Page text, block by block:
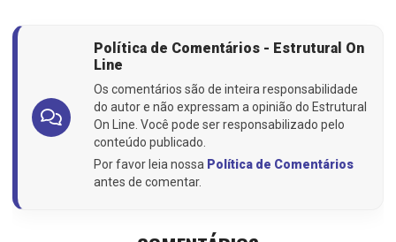
Política de Comentários - Estrutural On
Line
Os comentários são de inteira responsabilidade
do autor e não expressam a opinião do Estrutural
On Line. Você pode ser responsabilizado pelo
conteúdo publicado.
Por favor leia nossa Política de Comentários
antes de comentar.